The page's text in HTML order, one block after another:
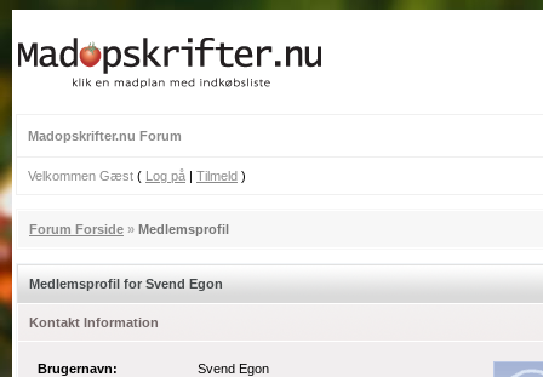
Madopskrifter.nu Forum
Velkommen Gæst ( Log på | Tilmeld )
Forum Forside » Medlemsprofil
Medlemsprofil for Svend Egon
Kontakt Information
Brugernavn:
Svend Egon